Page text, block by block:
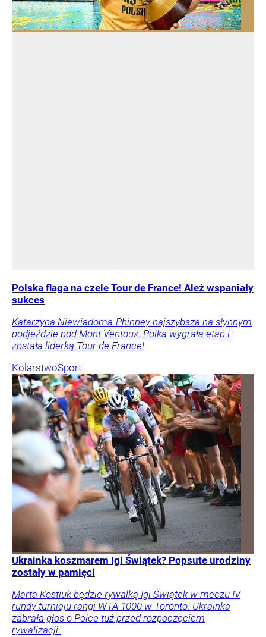
Polska flaga na czele Tour de France! Ależ wspaniały
sukces
Katarzyna Niewiadoma-Phinney najszybsza na słynnym
podjeździe pod Mont Ventoux. Polka wygrała etap i
została liderką Tour de France!
KolarstwoSport
Ukrainka koszmarem Igi Świątek? Popsute urodziny
zostały w pamięci
Marta Kostiuk będzie rywalką Igi Świątek w meczu IV
rundy turnieju rangi WTA 1000 w Toronto. Ukrainka
zabrała głos o Polce tuż przed rozpoczęciem
rywalizacji.